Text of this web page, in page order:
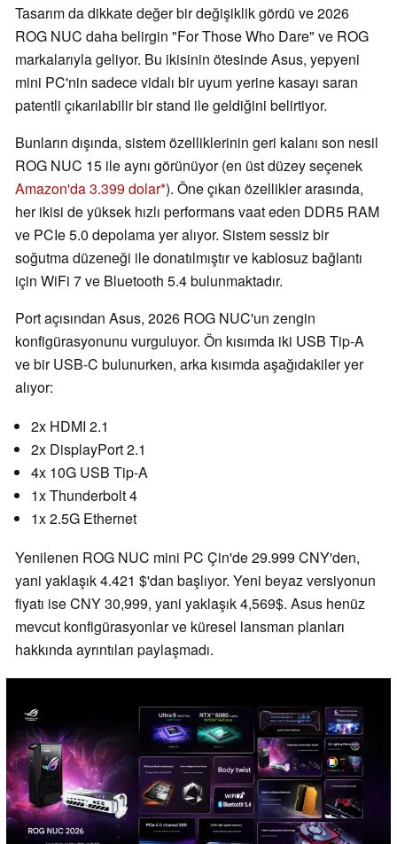
Tasarım da dikkate değer bir değişiklik gördü ve 2026
ROG NUC daha belirgin "For Those Who Dare" ve ROG
markalarıyla geliyor. Bu ikisinin ötesinde Asus, yepyeni
mini PC'nin sadece vidalı bir uyum yerine kasayı saran
patentli çıkarılabilir bir stand ile geldiğini belirtiyor.
Bunların dışında, sistem özelliklerinin geri kalanı son nesil
ROG NUC 15 ile aynı görünüyor (en üst düzey seçenek
Amazon'da 3.399 dolar ). Öne çıkan özellikler arasında,
her ikisi de yüksek hızlı performans vaat eden DDR5 RAM
ve PCIe 5.0 depolama yer alıyor. Sistem sessiz bir
soğutma düzeneği ile donatılmıştır ve kablosuz bağlantı
için WiFi 7 ve Bluetooth 5.4 bulunmaktadır.
Port açısından Asus, 2026 ROG NUC'un zengin
konfigürasyonunu vurguluyor. Ön kısımda iki USB Tip-A
ve bir USB-C bulunurken, arka kısımda aşağıdakiler yer
alıyor:
2x HDMI 2.1
2x DisplayPort 2.1
4x 10G USB Tip-A
1x Thunderbolt 4
1x 2.5G Ethernet
Yenilenen ROG NUC mini PC Çin'de 29.999 CNY'den,
yani yaklaşık 4.421 $'dan başlıyor. Yeni beyaz versiyonun
fiyatı ise CNY 30,999, yani yaklaşık 4,569$. Asus henüz
mevcut konfigürasyonlar ve küresel lansman planları
hakkında ayrıntıları paylaşmadı.